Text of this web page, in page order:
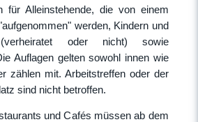
für Alleinstehende, die von einem
werden, Kindern und
oder nicht) sowie
Auflagen gelten sowohl innen wie
zählen mit. Arbeitstreffen oder der
sind nicht betroffen.
und Cafés müssen ab dem